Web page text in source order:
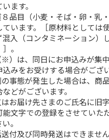
ます。
品目（小麦・そば・卵・乳
ています。［原材料としては
入（コンタミネーション）
。
）は、同日にお申込みが集
みをお受けする場合がござい
事態が発生した場合は、商
どがございます。
お届け先さまのご氏名に旧
文字での登録をさせていた
。
付及び同時発送はできませ